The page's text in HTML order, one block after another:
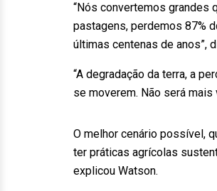
“Nós convertemos grandes
pastagens, perdemos 87%
últimas centenas de anos”,
“A degradação da terra, a
se moverem. Não será
O melhor cenário possível,
ter práticas agrícolas
explicou Watson.